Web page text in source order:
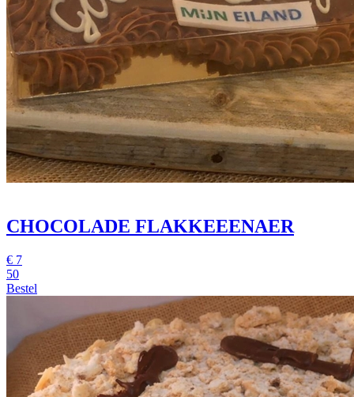
CHOCOLADE FLAKKEEENAER
€ 7
50
Bestel